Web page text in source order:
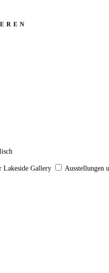
Lakeside Gallery Ausstellungen